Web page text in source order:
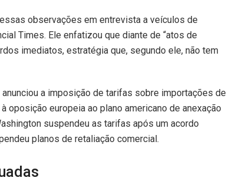
observações em entrevista a veículos de
Times. Ele enfatizou que diante de “atos de
imediatos, estratégia que, segundo ele, não tem
a imposição de tarifas sobre importações de
oposição europeia ao plano americano de anexação
suspendeu as tarifas após um acordo
planos de retaliação comercial.